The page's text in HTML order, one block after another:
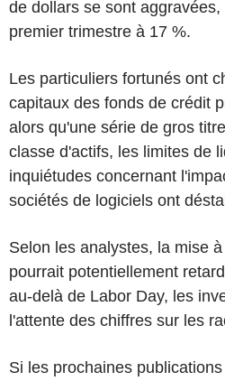
de dollars se sont
premier trimestre à 17 %.
Les particuliers fortunés ont
capitaux des fonds de crédit
alors qu'une série de gros
classe d'actifs, les limites de
inquiétudes concernant
sociétés de logiciels ont
Selon les analystes, la mise
pourrait potentiellement
au-delà de Labor Day, les
l'attente des chiffres sur les
Si les prochaines